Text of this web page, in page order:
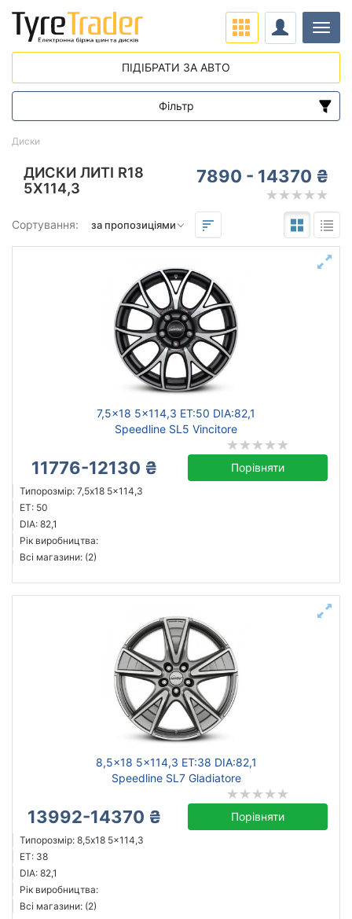
ДИСКИ ЛИТІ R18
5X114,3
7890 - 14370 ₴
Сортування:
7,5x18 5x114,3 ET:50 DIA:82,1
Speedline SL5 Vincitore
11776-12130 ₴ Порівняти
Типорозмір: 7,5x18 5x114,3
ET: 50
DIA: 82,1
Рік виробництва:
Всі магазини: (2)
8,5x18 5x114,3 ET:38 DIA:82,1
Speedline SL7 Gladiatore
13992-14370 ₴ Порівняти
Типорозмір: 8,5x18 5x114,3
ET: 38
DIA: 82,1
Рік виробництва:
Всі магазини: (2)
Диски
ПІДІБРАТИ ЗА АВТО
Фільтр
від
до
до
Mak
ZF
Flow Forming
Скинути